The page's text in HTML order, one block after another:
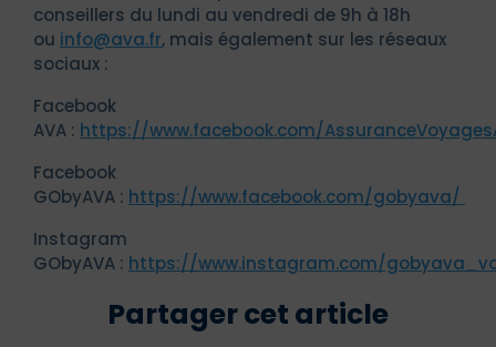
conseillers du lundi au vendredi de 9h à 18h
ou info@ava.fr, mais également sur les réseaux
sociaux :
Facebook
AVA : https://www.facebook.com/
Facebook
GObyAVA : https://www.facebook.com/gobyava/
Instagram
GObyAVA : https://www.instagram.com/
Partager cet article